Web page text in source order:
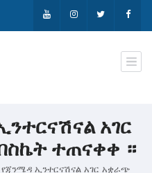
አገር
ተጠናቀቀ ።
ኢንተርናሽናል አገር አቋራጭ